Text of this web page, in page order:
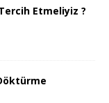
Etmeliyiz ?